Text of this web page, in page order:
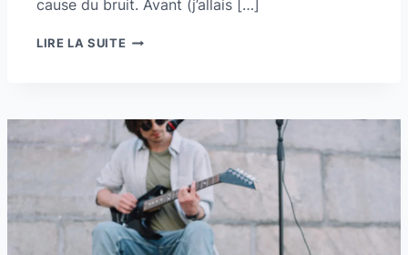
cause du bruit. Avant (j’allais […]
LIRE LA SUITEGENERATEUR
RUE